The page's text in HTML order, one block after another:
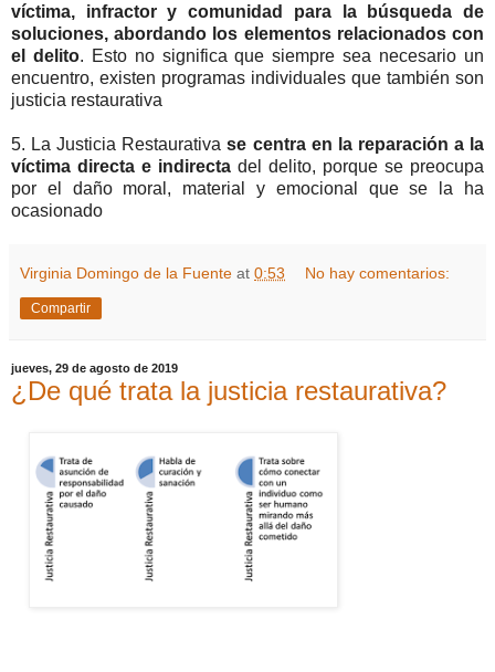
víctima, infractor y comunidad para la búsqueda de
soluciones, abordando los elementos relacionados con
el delito. Esto no significa que siempre sea necesario un
encuentro, existen programas individuales que también son
justicia restaurativa
5. La Justicia Restaurativase centra en la reparación a la
víctima directa e indirecta del delito, porque se preocupa
por el daño moral, material y emocional que se la ha
ocasionado
Virginia Domingo de la Fuente at 0:53 No hay comentarios:
Compartir
jueves, 29 de agosto de 2019
¿De qué trata la justicia restaurativa?